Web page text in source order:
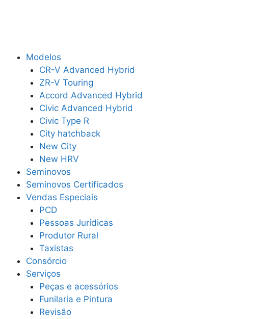
Modelos
CR-V Advanced Hybrid
ZR-V Touring
Accord Advanced Hybrid
Civic Advanced Hybrid
Civic Type R
City hatchback
New City
New HRV
Seminovos
Seminovos Certificados
Vendas Especiais
PCD
Pessoas Jurídicas
Produtor Rural
Taxistas
Consórcio
Serviços
Peças e acessórios
Funilaria e Pintura
Revisão